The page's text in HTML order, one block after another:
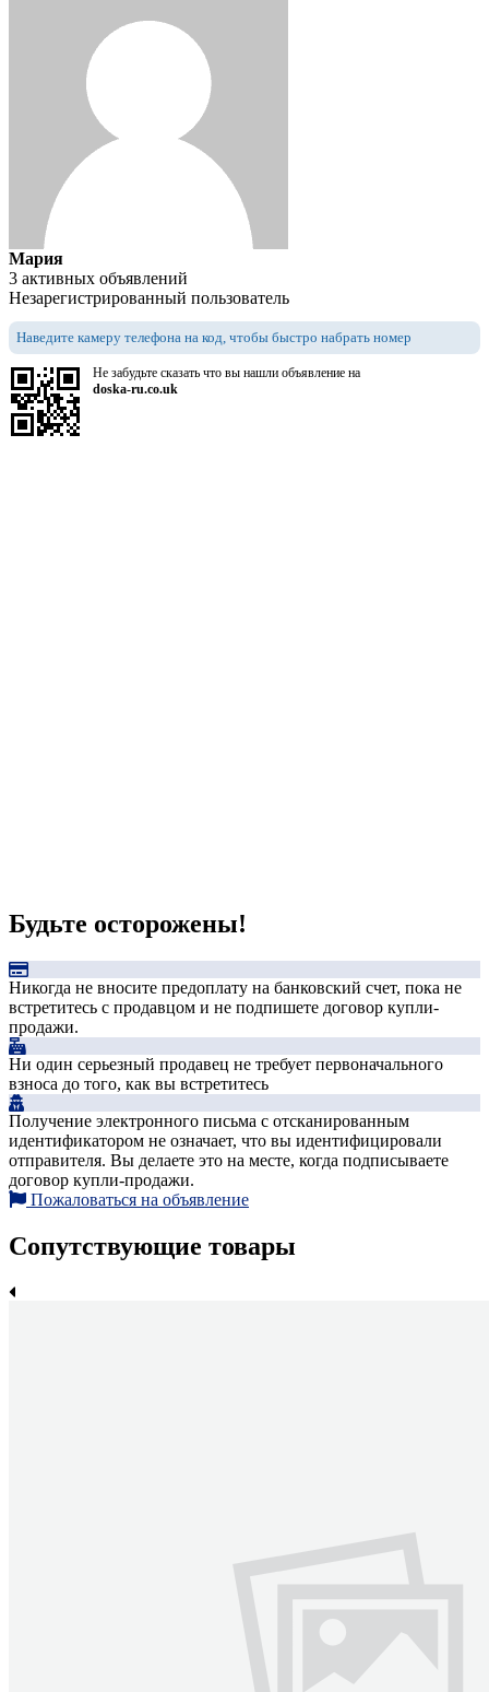
Мария
3 активных объявлений
Незарегистрированный пользователь
Наведите камеру телефона на код, чтобы быстро набрать номер
Не забудьте сказать что вы нашли объявление на
doska-ru.co.uk
Будьте осторожены!
Никогда не вносите предоплату на банковский счет, пока не
встретитесь с продавцом и не подпишете договор купли-
продажи.
Ни один серьезный продавец не требует первоначального
взноса до того, как вы встретитесь
Получение электронного письма с отсканированным
идентификатором не означает, что вы идентифицировали
отправителя. Вы делаете это на месте, когда подписываете
договор купли-продажи.
Пожаловаться на объявление
Сопутствующие товары